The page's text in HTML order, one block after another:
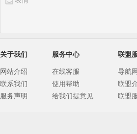
关于我们
网站介绍
联系我们
服务声明
服务中心
在线客服
使用帮助
给我们提意见
联盟
导航
联盟
联盟